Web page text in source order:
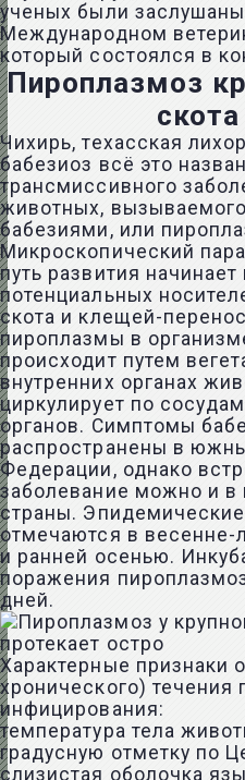
ученых были
Международном
который состоялся в
Пироплазмоз
Чихирь, техасская
бабезиоз всё это
трансмиссивного
животных,
бабезиями, или
Микроскопический
путь развития
потенциальных
скота и клещей-
пироплазмы в
происходит путем
внутренних органах
циркулирует по
органов. Симптомы
распространены в
Федерации, однако
заболевание можно и в
страны.
отмечаются в весенне-
и ранней осенью.
поражения
дней.
Характерные признаки
хронического) течения
инфицирования:
температура тела
градусную отметку по
слизистая оболочка